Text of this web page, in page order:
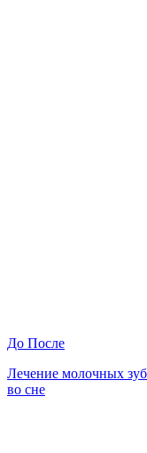
До После
Лечение молочных
во сне